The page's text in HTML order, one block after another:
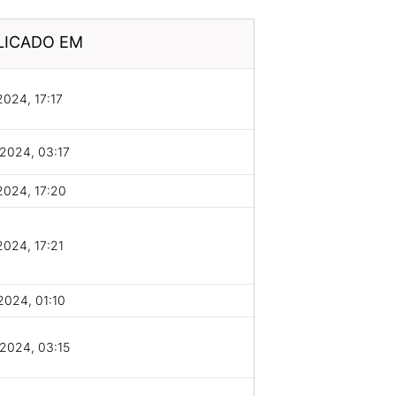
EM
17:17
03:17
17:20
17:21
01:10
03:15